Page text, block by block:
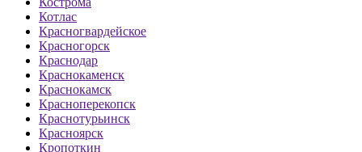
Котлас
Красногвардейское
Красногорск
Краснодар
Краснокаменск
Краснокамск
Красноперекопск
Краснотурьинск
Красноярск
Кропоткин